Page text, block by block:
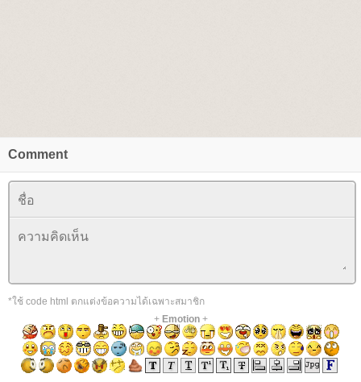
Comment
*ใช้ code html ตกแต่งข้อความได้เฉพาะสมาชิก
+ Emotion+